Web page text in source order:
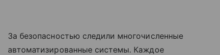
За безопасностью следили многочисленные
автоматизированные системы. Каждое